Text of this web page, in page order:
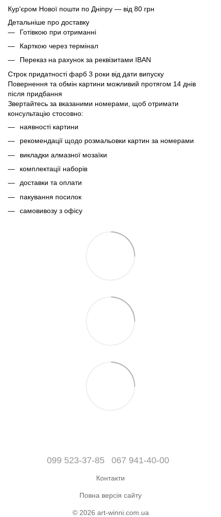
Кур'єром Нової пошти по Дніпру — від 80 грн
Детальніше про доставку
Готівкою при отриманні
Карткою через термінал
Переказ на рахунок за реквізитами IBAN
Строк придатності фарб 3 роки від дати випуску
Повернення та обмін картини можливий протягом 14 днів
після придбання
Звертайтесь за вказаними номерами, щоб отримати
консультацію стосовно:
наявності картини
рекомендації щодо розмальовки картин за номерами
викладки алмазної мозаїки
комплектації наборів
доставки та оплати
пакування посилок
самовивозу з офісу
099 523-37-85 067 941-40-00
Контакти
Повна версія сайту
© 2026 art-winni.com.ua